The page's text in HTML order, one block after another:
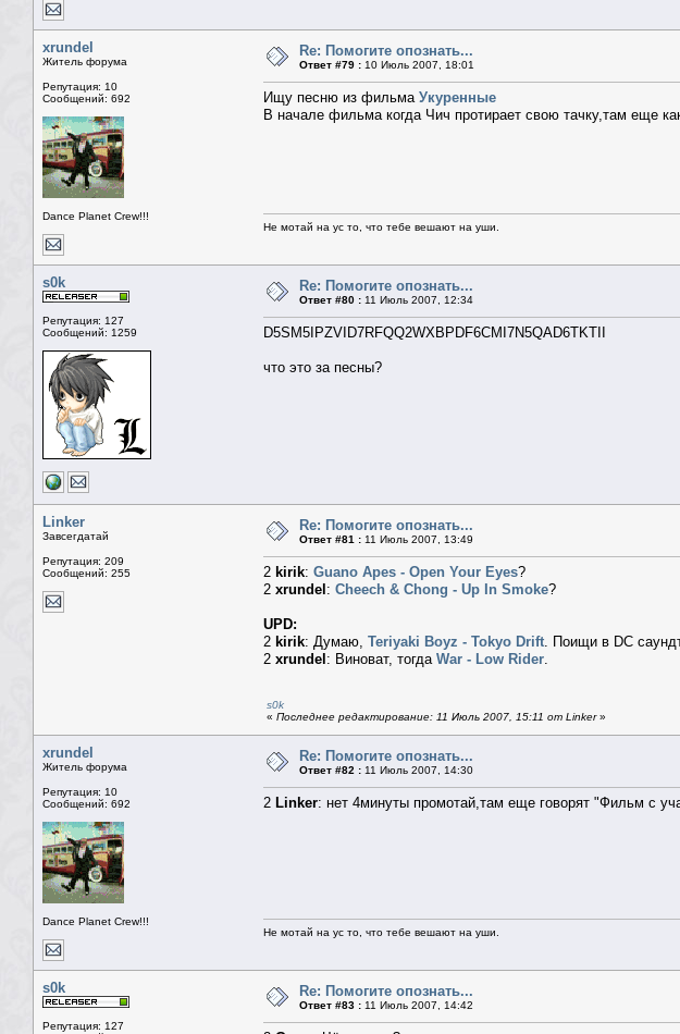
xrundel
Житель форума
Репутация: 10
Сообщений: 692
Dance Planet Crew!!!
Re: Помогите опознать...
Ответ #79 : 10 Июль 2007, 18:01
Ищу песню из фильма Укуренные
В начале фильма когда Чич протирает свою тачку,там еще
Не мотай на ус то, что тебе вешают на уши.
s0k
Репутация: 127
Сообщений: 1259
Re: Помогите опознать...
Ответ #80 : 11 Июль 2007, 12:34
D5SM5IPZVID7RFQQ2WXBPDF6CMI7N5QAD6TKTII
что это за песны?
Linker
Завсегдатай
Репутация: 209
Сообщений: 255
Re: Помогите опознать...
Ответ #81 : 11 Июль 2007, 13:49
2 kirik: Guano Apes - Open Your Eyes?
2 xrundel : Cheech & Chong - Up In Smoke?
UPD:
2 kirik: Думаю, Teriyaki Boyz - Tokyo Drift. Поищи в DC
2 xrundel : Виноват, тогда War - Low Rider.
s0k
« Последнее редактирование: 11 Июль 2007, 15:11 от Linker»
xrundel
Житель форума
Репутация: 10
Сообщений: 692
Dance Planet Crew!!!
Re: Помогите опознать...
Ответ #82 : 11 Июль 2007, 14:30
2 Linker: нет 4минуты промотай,там еще говорят "Фильм с
Не мотай на ус то, что тебе вешают на уши.
s0k
Репутация: 127
Re: Помогите опознать...
Ответ #83 : 11 Июль 2007, 14:42